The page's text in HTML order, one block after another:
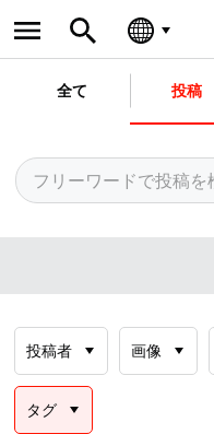
全て 投稿
投稿者 画像
タグ